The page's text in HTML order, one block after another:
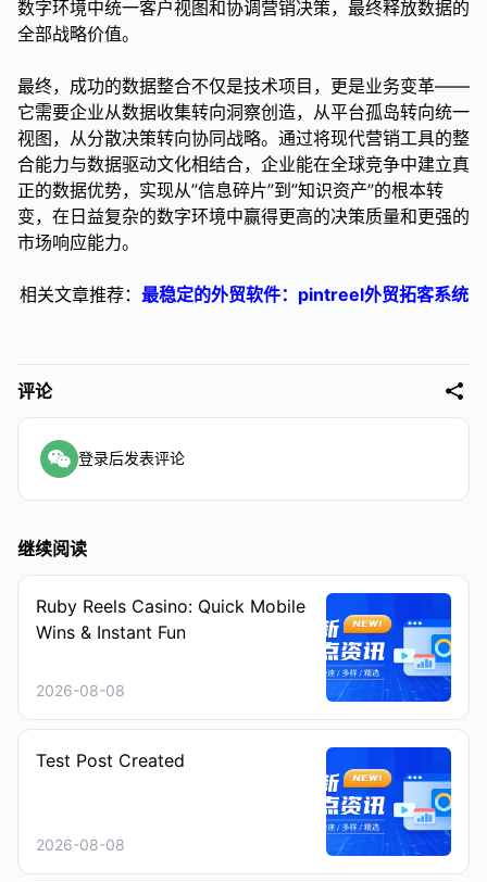
数字环境中统一客户视图和协调营销决策，最终释放数据的
全部战略价值。
最终，成功的数据整合不仅是技术项目，更是业务变革——
它需要企业从数据收集转向洞察创造，从平台孤岛转向统一
视图，从分散决策转向协同战略。通过将现代营销工具的整
合能力与数据驱动文化相结合，企业能在全球竞争中建立真
正的数据优势，实现从”信息碎片”到”知识资产”的根本转
变，在日益复杂的数字环境中赢得更高的决策质量和更强的
市场响应能力。
相关文章推荐： 最稳定的外贸软件：pintreel外贸拓客系统
评论
登录后发表评论
继续阅读
Ruby Reels Casino: Quick Mobile
Wins & Instant Fun
2026-08-08
Test Post Created
2026-08-08